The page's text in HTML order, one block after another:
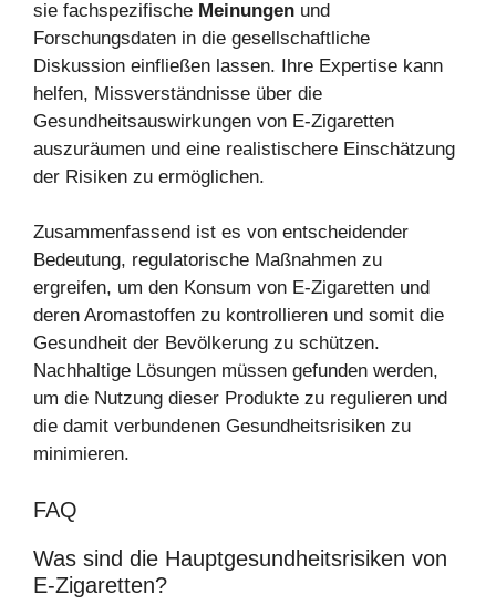
sie fachspezifische Meinungen und
Forschungsdaten in die gesellschaftliche
Diskussion einfließen lassen. Ihre Expertise kann
helfen, Missverständnisse über die
Gesundheitsauswirkungen von E-Zigaretten
auszuräumen und eine realistischere Einschätzung
der Risiken zu ermöglichen.
Zusammenfassend ist es von entscheidender
Bedeutung, regulatorische Maßnahmen zu
ergreifen, um den Konsum von E-Zigaretten und
deren Aromastoffen zu kontrollieren und somit die
Gesundheit der Bevölkerung zu schützen.
Nachhaltige Lösungen müssen gefunden werden,
um die Nutzung dieser Produkte zu regulieren und
die damit verbundenen Gesundheitsrisiken zu
minimieren.
FAQ
Was sind die Hauptgesundheitsrisiken von
E-Zigaretten?